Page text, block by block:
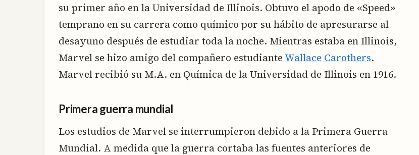
su primer año en la Universidad de Illinois. Obtuvo el apodo de «Speed»
temprano en su carrera como químico por su hábito de apresurarse al
desayuno después de estudiar toda la noche. Mientras estaba en Illinois,
Marvel se hizo amigo del compañero estudiante Wallace Carothers.
Marvel recibió su M.A. en Química de la Universidad de Illinois en 1916.
Primera guerra mundial
Los estudios de Marvel se interrumpieron debido a la Primera Guerra
Mundial. A medida que la guerra cortaba las fuentes anteriores de